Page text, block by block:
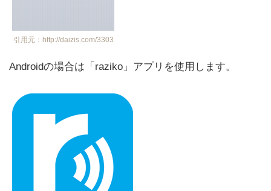
引用元：http://daizis.com/3303
Androidの場合は「raziko」アプリを使用します。